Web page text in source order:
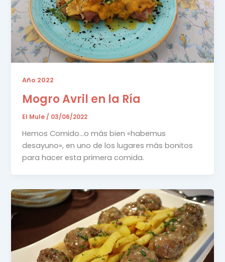
Año 2022
Mogro Avril en la Ría
El Mule / 03/06/2022
Hemos Comido…o más bien «habemus
desayuno», en uno de los lugares más bonitos
para hacer esta primera comida.